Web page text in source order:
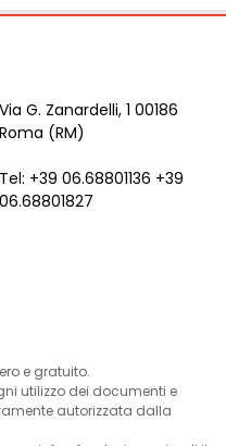
Via G. Zanardelli, 1 00186
Roma (RM)
Tel: +39 06.68801136 +39
06.68801827
e gratuito.
utilizzo dei documenti e
autorizzata dalla